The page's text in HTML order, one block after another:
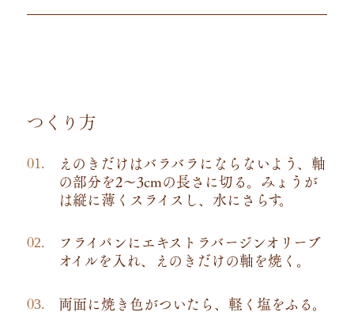
つくり方
えのきだけはバラバラにならないよう、軸
の部分を2～3cmの長さに切る。みょうが
は縦に薄くスライスし、水にさらす。
フライパンにエキストラバージンオリーブ
オイルを入れ、えのきだけの軸を焼く。
両面に焼き色がついたら、軽く塩をふる。